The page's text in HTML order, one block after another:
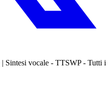
| Sintesi vocale - TTSWP - Tutti i